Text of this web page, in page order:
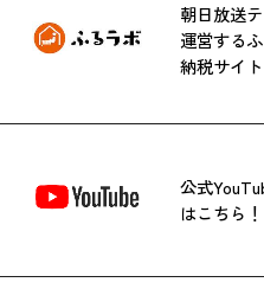
朝日放送
運営する
納税サイト
公式
はこちら！